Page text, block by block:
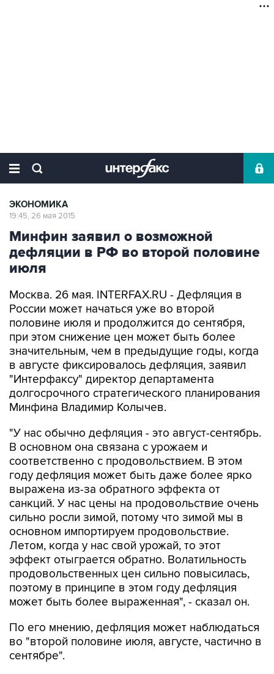
ЭКОНОМИКА
19:45, 26 мая 2015
Минфин заявил о возможной
дефляции в РФ во второй половине
июля
Москва. 26 мая. INTERFAX.RU - Дефляция в
России может начаться уже во второй
половине июля и продолжится до сентября,
при этом снижение цен может быть более
значительным, чем в предыдущие годы, когда
в августе фиксировалось дефляция, заявил
"Интерфаксу" директор департамента
долгосрочного стратегического планирования
Минфина Владимир Колычев.
"У нас обычно дефляция - это август-сентябрь.
В основном она связана с урожаем и
соответственно с продовольствием. В этом
году дефляция может быть даже более ярко
выражена из-за обратного эффекта от
санкций. У нас цены на продовольствие очень
сильно росли зимой, потому что зимой мы в
основном импортируем продовольствие.
Летом, когда у нас свой урожай, то этот
эффект отыграется обратно. Волатильность
продовольственных цен сильно повысилась,
поэтому в принципе в этом году дефляция
может быть более выраженная", - сказал он.
По его мнению, дефляция может наблюдаться
во "второй половине июля, августе, частично в
сентябре".